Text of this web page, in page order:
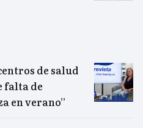
de salud
falta de
en verano”